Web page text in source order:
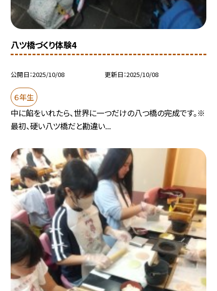
八ツ橋づくり体験4
公開日 2025/10/08 更新日 2025/10/08
６年生
中に餡をいれたら、世界に一つだけの八つ橋の完成です。※
最初、硬い八ツ橋だと勘違い...